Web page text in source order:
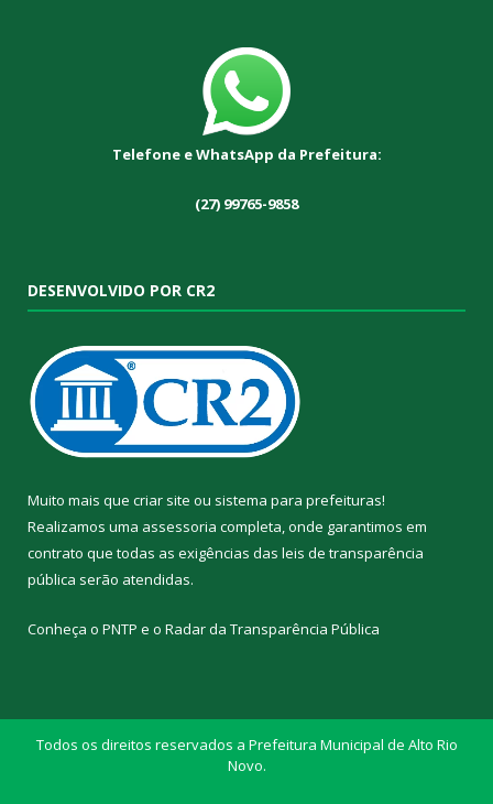
Telefone e WhatsApp da Prefeitura:
(27) 99765-9858
DESENVOLVIDO POR CR2
Muito mais que criar site ou sistema para prefeituras!
Realizamos uma assessoria completa, onde garantimos em
contrato que todas as exigências das leis de transparência
pública serão atendidas.
Conheça o PNTP e o Radar da Transparência Pública
Todos os direitos reservados a Prefeitura Municipal de Alto Rio
Novo.